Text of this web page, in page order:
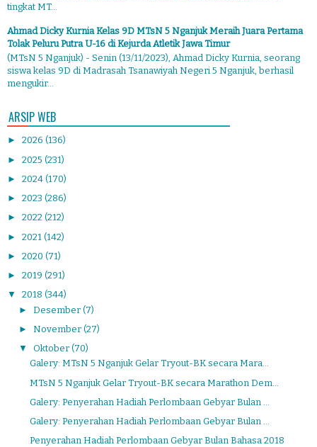
tingkat MT...
Ahmad Dicky Kurnia Kelas 9D MTsN 5 Nganjuk Meraih Juara Pertama
Tolak Peluru Putra U-16 di Kejurda Atletik Jawa Timur
(MTsN 5 Nganjuk) - Senin (13/11/2023), Ahmad Dicky Kurnia, seorang
siswa kelas 9D di Madrasah Tsanawiyah Negeri 5 Nganjuk, berhasil
mengukir...
ARSIP WEB
► 2026 (136)
► 2025 (231)
► 2024 (170)
► 2023 (286)
► 2022 (212)
► 2021 (142)
► 2020 (71)
► 2019 (291)
▼ 2018 (344)
► Desember (7)
► November (27)
▼ Oktober (70)
Galery: MTsN 5 Nganjuk Gelar Tryout-BK secara Mara...
MTsN 5 Nganjuk Gelar Tryout-BK secara Marathon Dem...
Galery: Penyerahan Hadiah Perlombaan Gebyar Bulan ...
Galery: Penyerahan Hadiah Perlombaan Gebyar Bulan ...
Penyerahan Hadiah Perlombaan Gebyar Bulan Bahasa 2018